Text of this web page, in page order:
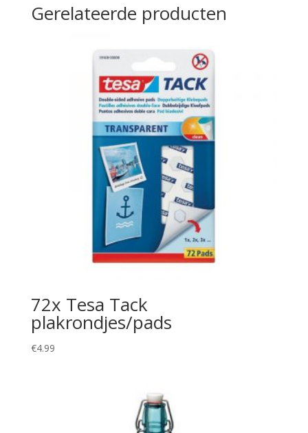
Gerelateerde producten
72x Tesa Tack
plakrondjes/pads
€4.99